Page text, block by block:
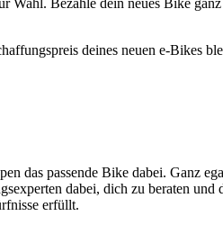
deines neuen e-Bikes
das passende Bike dabei. Ganz
dabei, dich zu beraten und
erfüllt.